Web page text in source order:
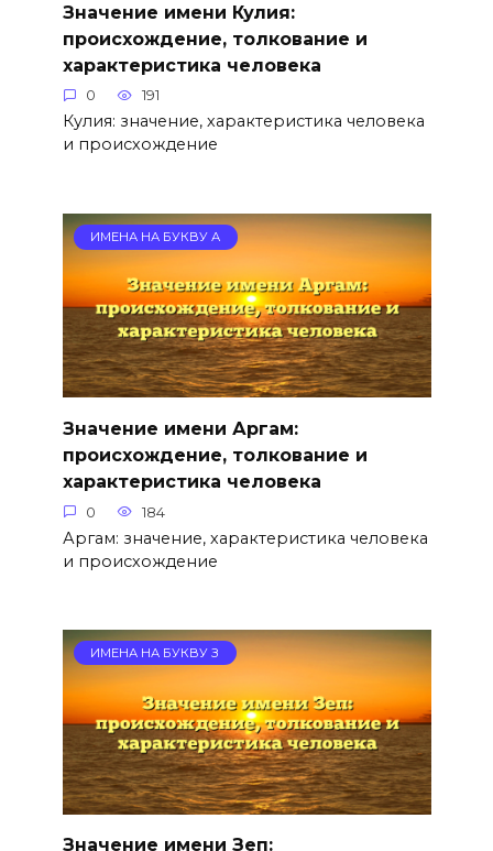
Значение имени Кулия:
происхождение, толкование и
характеристика человека
0 191
Кулия: значение, характеристика человека
и происхождение
ИМЕНА НА БУКВУ А
Значение имени Аргам:
происхождение, толкование и
характеристика человека
0 184
Аргам: значение, характеристика человека
и происхождение
ИМЕНА НА БУКВУ З
Значение имени Зеп: